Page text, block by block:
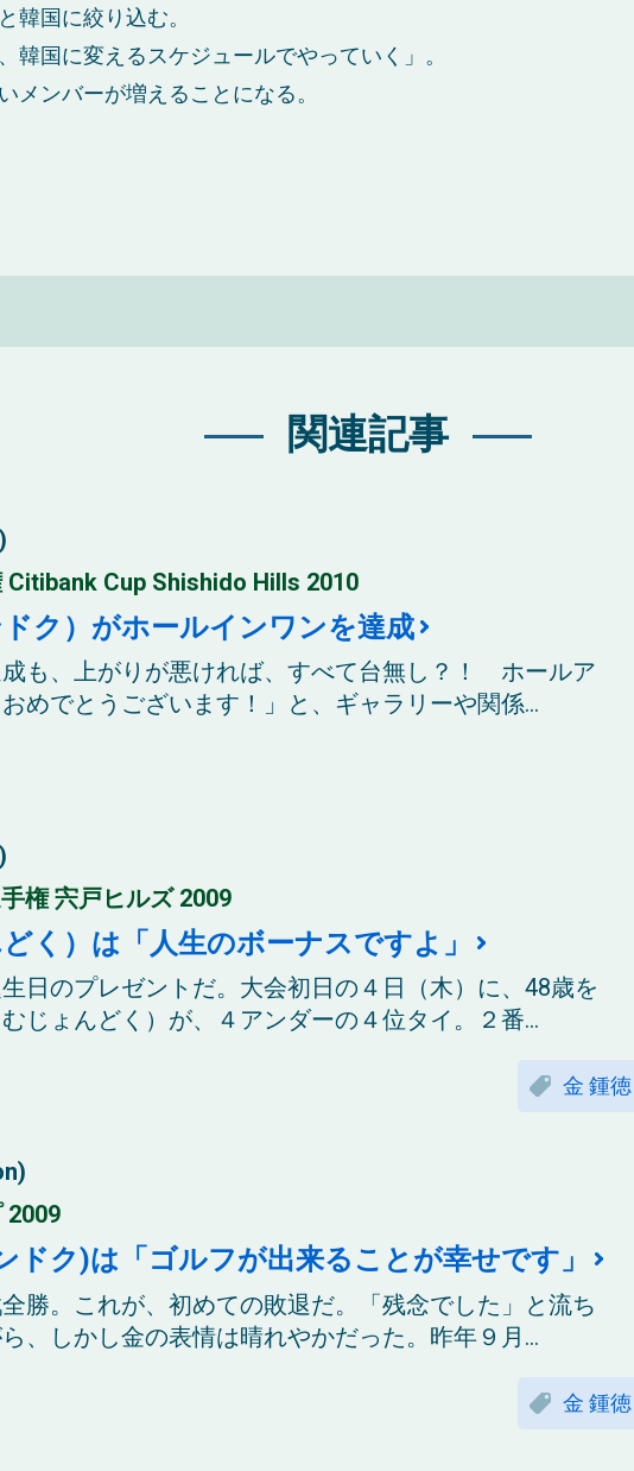
韓国に絞り込む。
韓国に変えるスケジュールでやっていく」。
メンバーが増えることになる。
関連記事
Citibank Cup Shishido Hills 2010
ク）がホールインワンを達成
も、上がりが悪ければ、すべて台無し？！ ホールア
めでとうございます！」と、ギャラリーや関係...
権 宍戸ヒルズ 2009
く）は「人生のボーナスですよ」
日のプレゼントだ。大会初日の４日（木）に、48歳を
じょんどく）が、４アンダーの４位タイ。２番...
金 鍾徳
2009
ク)は「ゴルフが出来ることが幸せです」
勝。これが、初めての敗退だ。「残念でした」と流ち
、しかし金の表情は晴れやかだった。昨年９月...
金 鍾徳